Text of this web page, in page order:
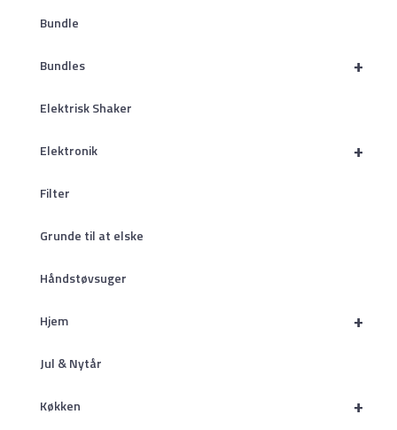
Bundle
+
Bundles
Elektrisk Shaker
+
Elektronik
Filter
Grunde til at elske
Håndstøvsuger
+
Hjem
Jul & Nytår
+
Køkken